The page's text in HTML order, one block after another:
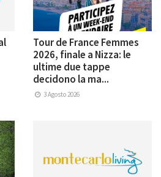
Tour de France Femmes
2026, finale a Nizza: le
ultime due tappe
decidono la ma...
3 Agosto 2026